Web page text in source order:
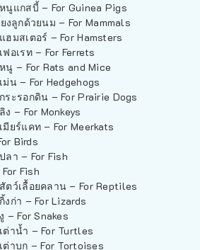
นูแกสบี้ – For Guinea Pigs
งลูกด้วยนม – For Mammals
ฮมสเตอร์ – For Hamsters
ฟอเรท – For Ferrets
นู – For Rats and Mice
ม่น – For Hedgehogs
ระรอกดิน – For Prairie Dogs
ง – For Monkeys
มียร์แคท – For Meerkats
Birds
ลา – For Fish
Fish
ตว์เลื้อยคลาน – For Reptiles
งก่า – For Lizards
– For Snakes
ต่าน้ำ – For Turtles
ต่าบก – For Tortoises